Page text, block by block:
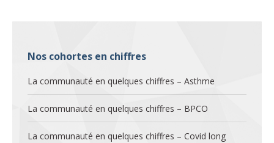
Nos cohortes en chiffres
La communauté en quelques chiffres – Asthme
La communauté en quelques chiffres – BPCO
La communauté en quelques chiffres – Covid long